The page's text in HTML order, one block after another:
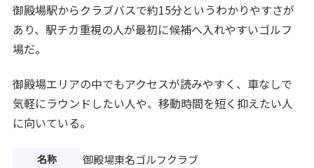
御殿場駅からクラブバスで約15分というわかりやすさが
あり、駅チカ重視の人が最初に候補へ入れやすいゴルフ
場だ。
御殿場エリアの中でもアクセスが読みやすく、車なしで
気軽にラウンドしたい人や、移動時間を短く抑えたい人
に向いている。
名称 御殿場東名ゴルフクラブ